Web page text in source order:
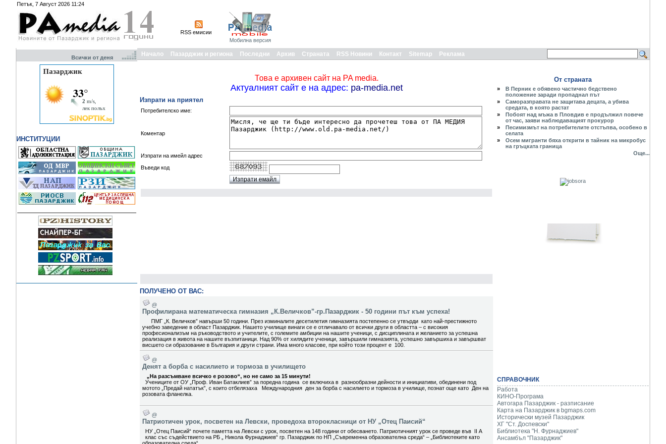
Петък, 7 Август 2026 11:24
RSS емисии
Мобилна версия
Всички от деня
ИНСТИТУЦИИ
Начало Пазарджик и региона Последни Архив Страната RSS Новини Контакт Sitemap Реклама
Това е архивен сайт на PA media.
Актуалният сайт е на адрес: pa-media.net
Изпрати на приятел
Потребителско име:
Коментар
Изпрати на имейл адрес
Въведи код
ПОЛУЧЕНО ОТ ВАС:
@
Профилирана математическа гимназия „К.Величков”-гр.Пазарджик - 50 години път към успеха!
ПМГ „К. Величков” навърши 50 години. През изминалите десетилетия гимназията постепенно се утвърди като най-престижното
учебно заведение в област Пазарджик. Нашето училище винаги се е отличавало от всички други в областта – с високия
професионализъм на ръководството и учителите, с големите амбиции на нашите ученици, с дисциплината и желанието за успешна
реализация в живота на нашите възпитаници. Над 90% от хилядите ученици, завършили гимназията, успешно завършиха и завършват
висшето си образование в България и други страни. Има много класове, при който този процент е 100.
@
Денят а борба с насилието и тормоза в училището
„На разсъмване всичко е розово“, но не само за 15 минути!
Учениците от ОУ „Проф. Иван Батаклиев” за поредна година се включиха в разнообразни дейности и инициативи, обединени под
мотото „Предай нататък”, с които отбелязаха Международния ден за борба с насилието и тормоза в училище, познат още като Ден на
розовата фланелка.
@
Патриотичен урок, посветен на Левски, проведоха второкласници от НУ „Отец Паисий“
НУ „Отец Паисий“ почете паметта на Левски с урок, посветен на 148 години от обесването. Патриотичният урок се проведе във II А
клас със съдействието на РБ „ Никола Фурнаджиев“ гр. Пазарджик по НП „Съвременна образователна среда“ – „Библиотеките като
От страната
»
В Перник е обявено частично бедствено
положение заради пропаднал път
»
Саморазправата не защитава децата, а убива
средата, в която растат
»
Побоят над мъжа в Пловдив е продължил повече
от час, заяви наблюдаващият прокурор
»
Песимизмът на потребителите отстъпва, особено в
селата
»
Осем мигранти бяха открити в тайник на микробус
на гръцката граница
Още...
СПРАВОЧНИК
Работа
КИНО-Програма
Автогара Пазарджик - разписание
Карта на Пазарджик в bgmaps.com
Исторически музей Пазарджик
ХГ "Ст. Доспевски"
Библиотека "Н. Фурнаджиев"
Ансамбъл "Пазарджик"